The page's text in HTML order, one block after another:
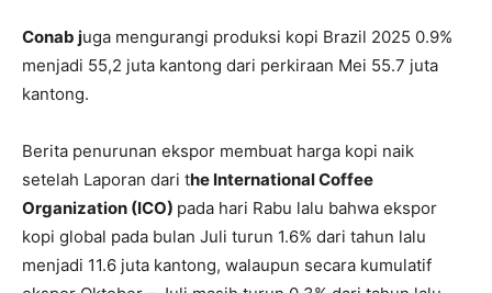
Conab juga mengurangi produksi kopi Brazil 2025 0.9%
menjadi 55,2 juta kantong dari perkiraan Mei 55.7 juta
kantong.
Berita penurunan ekspor membuat harga kopi naik
setelah Laporan dari the International Coffee
Organization (ICO) pada hari Rabu lalu bahwa ekspor
kopi global pada bulan Juli turun 1.6% dari tahun lalu
menjadi 11.6 juta kantong, walaupun secara kumulatif